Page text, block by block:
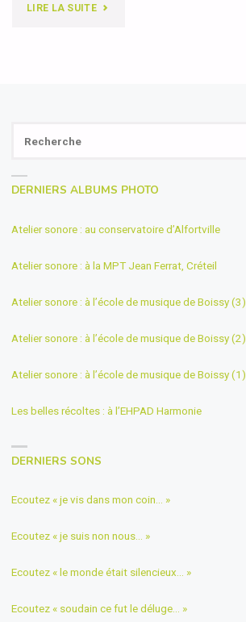
LIRE LA SUITE"LE
DERNIERS ALBUMS PHOTO
Atelier sonore : au conservatoire d’Alfortville
Atelier sonore : à la MPT Jean Ferrat, Créteil
Atelier sonore : à l’école de musique de Boissy (3)
Atelier sonore : à l’école de musique de Boissy (2)
Atelier sonore : à l’école de musique de Boissy (1)
Les belles récoltes : à l’EHPAD Harmonie
DERNIERS SONS
Ecoutez « je vis dans mon coin… »
Ecoutez « je suis non nous… »
Ecoutez « le monde était silencieux… »
Ecoutez « soudain ce fut le déluge… »